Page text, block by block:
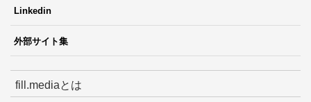
Linkedin
外部サイト集
fill.mediaとは